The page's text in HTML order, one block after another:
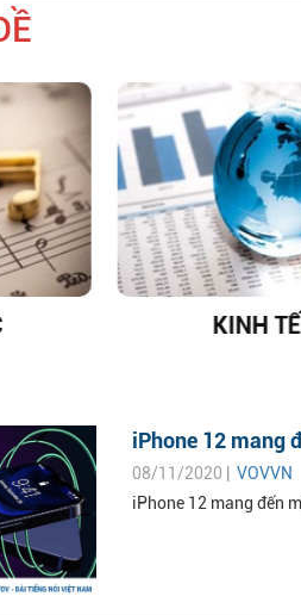
KINH TẾ
iPhone 12 mang
08/11/2020 | VOVVN
iPhone 12 mang đến